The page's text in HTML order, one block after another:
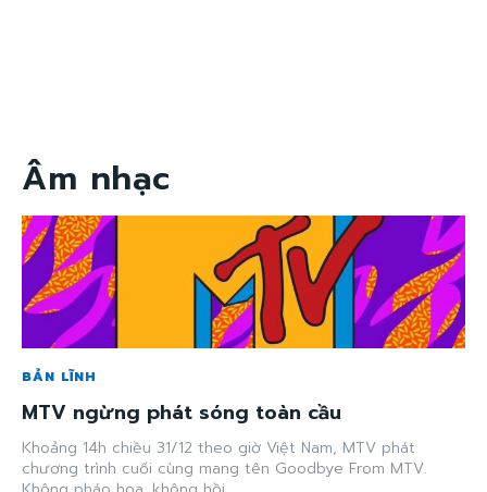
Âm nhạc
BẢN LĨNH
MTV ngừng phát sóng toàn cầu
Khoảng 14h chiều 31/12 theo giờ Việt Nam, MTV phát
chương trình cuối cùng mang tên Goodbye From MTV.